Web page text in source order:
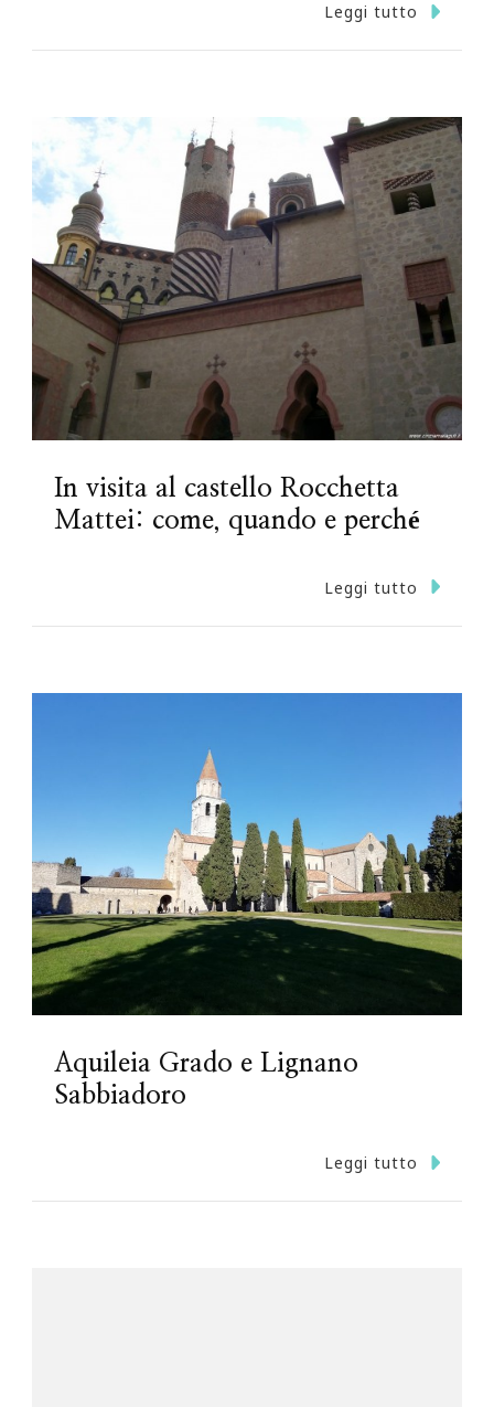
Leggi tutto
In visita al castello Rocchetta
Mattei: come, quando e perché
Leggi tutto
Aquileia Grado e Lignano
Sabbiadoro
Leggi tutto